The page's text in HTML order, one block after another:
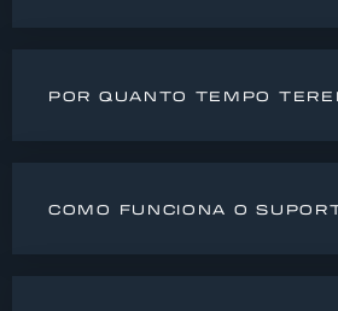
POR QUANTO TEMPO
COMO FUNCIONA O